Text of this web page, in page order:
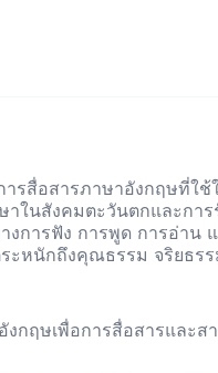
ารสื่อสารภาษาอังกฤษที่ใ
ในสังคมตะวันตกและกา
การฟัง การพูด การอ่าน
ะหนักถึงคุณธรรม จริยธร
กฤษเพื่อการสื่อสารและส